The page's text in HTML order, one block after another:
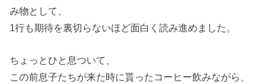
み物として、
1行も期待を裏切らないほど面白く読み進めました。
ちょっとひと息ついて、
この前息子たちが来た時に貰ったコーヒー飲みながら、